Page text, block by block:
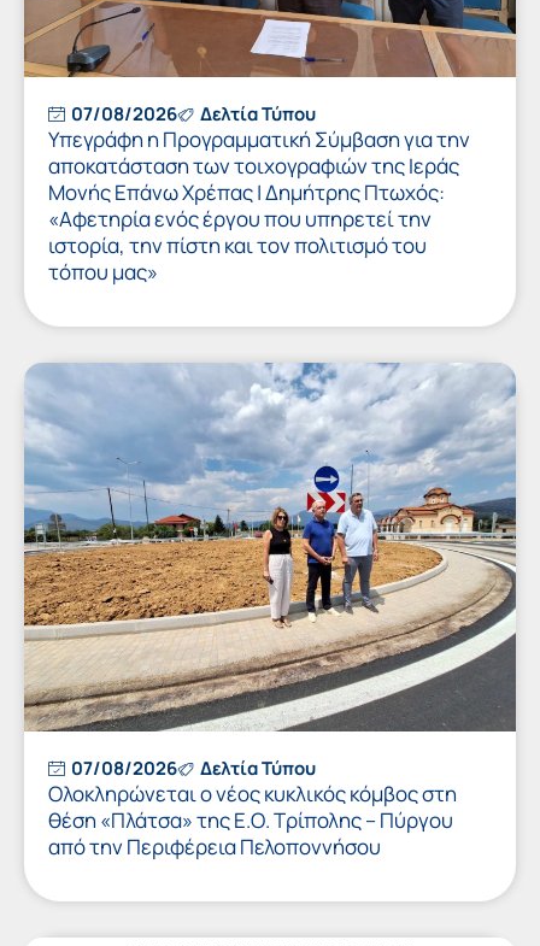
07/08/2026 Δελτία Τύπου
Υπεγράφη η Προγραμματική Σύμβαση για την
αποκατάσταση των τοιχογραφιών της Ιεράς
Μονής Επάνω Χρέπας | Δημήτρης Πτωχός:
«Αφετηρία ενός έργου που υπηρετεί την
ιστορία, την πίστη και τον πολιτισμό του
τόπου μας»
07/08/2026 Δελτία Τύπου
Ολοκληρώνεται ο νέος κυκλικός κόμβος στη
θέση «Πλάτσα» της Ε.Ο. Τρίπολης – Πύργου
από την Περιφέρεια Πελοποννήσου